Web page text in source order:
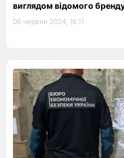
виглядом відомого
06 червня 2024, 16:11